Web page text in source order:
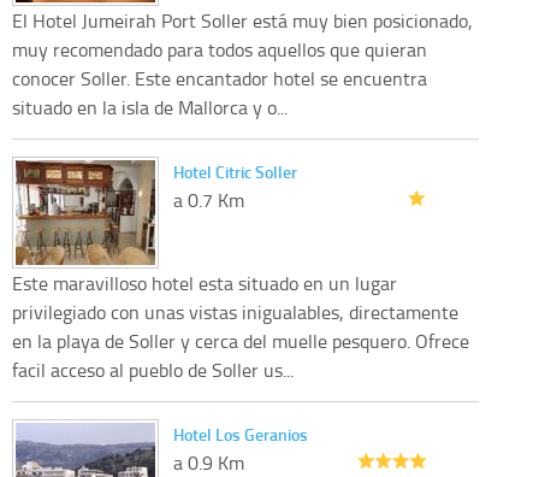
El Hotel Jumeirah Port Soller está muy bien posicionado,
muy recomendado para todos aquellos que quieran
conocer Soller. Este encantador hotel se encuentra
situado en la isla de Mallorca y o...
Hotel Citric Soller
a 0.7 Km
Este maravilloso hotel esta situado en un lugar
privilegiado con unas vistas inigualables, directamente
en la playa de Soller y cerca del muelle pesquero. Ofrece
facil acceso al pueblo de Soller us...
Hotel Los Geranios
a 0.9 Km